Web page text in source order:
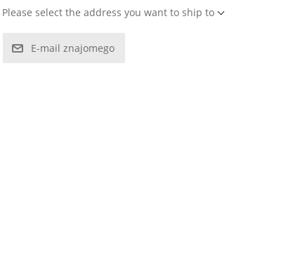
Please select the address you want to ship to
E-mail znajomego